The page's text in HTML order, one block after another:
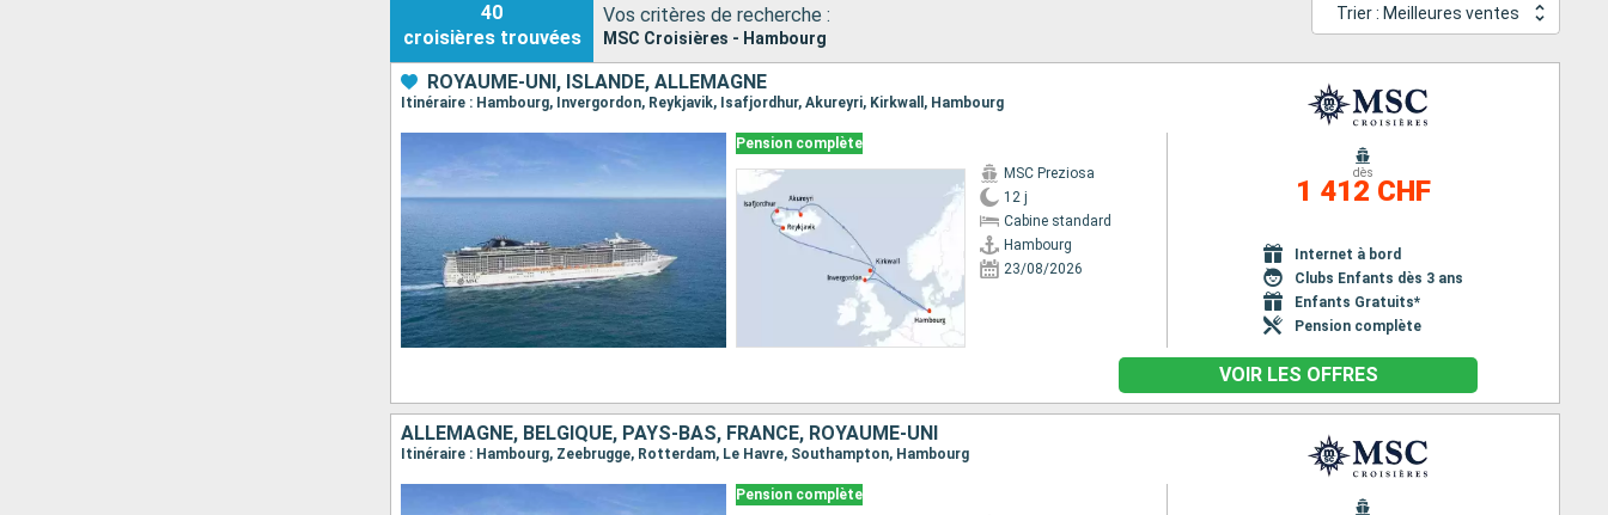
40
croisières trouvées
Vos critères de recherche :
MSC Croisières - Hambourg
Trier : Meilleures ventes
ROYAUME-UNI, ISLANDE, ALLEMAGNE
Itinéraire : Hambourg, Invergordon, Reykjavik, Isafjordhur, Akureyri, Kirkwall, Hambourg
Pension complète
MSC Preziosa
12 j
Cabine standard
Hambourg
23/08/2026
dès
1 412 CHF
Internet à bord
Clubs Enfants dès 3 ans
Enfants Gratuits*
Pension complète
VOIR LES OFFRES
ALLEMAGNE, BELGIQUE, PAYS-BAS, FRANCE, ROYAUME-UNI
Itinéraire : Hambourg, Zeebrugge, Rotterdam, Le Havre, Southampton, Hambourg
Pension complète